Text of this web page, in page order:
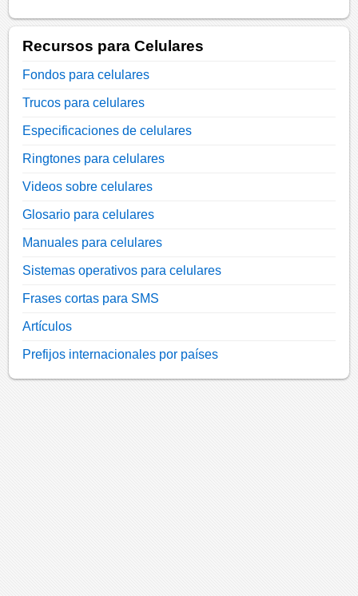
Recursos para Celulares
Fondos para celulares
Trucos para celulares
Especificaciones de celulares
Ringtones para celulares
Videos sobre celulares
Glosario para celulares
Manuales para celulares
Sistemas operativos para celulares
Frases cortas para SMS
Artículos
Prefijos internacionales por países